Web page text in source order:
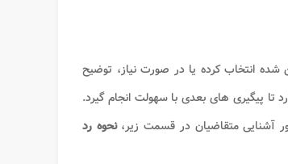
شده انتخاب کرده یا در صورت نیاز، توضیح
تا پیگیری های بعدی با سهولت انجام گیرد.
آشنایی متقاضیان در قسمت زیر،نحوه رد